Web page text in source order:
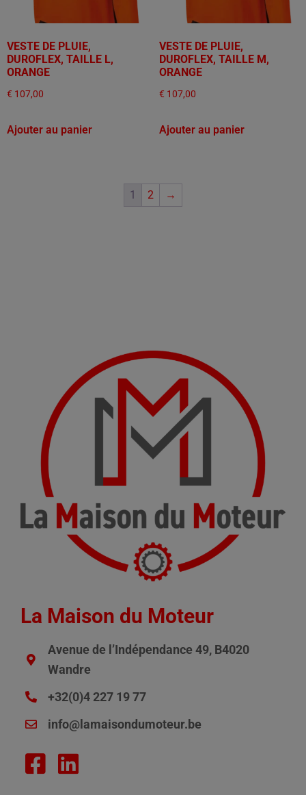
VESTE DE PLUIE,
DUROFLEX, TAILLE L,
ORANGE
€ 107,00
Ajouter au panier
VESTE DE PLUIE,
DUROFLEX, TAILLE M,
ORANGE
€ 107,00
Ajouter au panier
1 2 →
La Maison du Moteur
Avenue de l’Indépendance 49, B4020
Wandre
+32(0)4 227 19 77
info@lamaisondumoteur.be